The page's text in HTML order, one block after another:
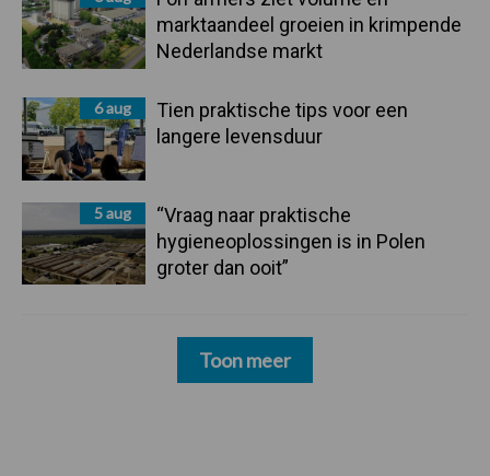
marktaandeel groeien in krimpende
Nederlandse markt
6 aug
Tien praktische tips voor een
langere levensduur
5 aug
“Vraag naar praktische
hygieneoplossingen is in Polen
groter dan ooit”
Toon meer